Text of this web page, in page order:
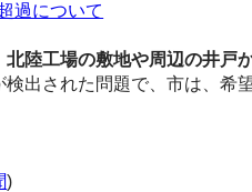
過について
陸工場の敷地や周辺の井戸
出された問題で、市は、希
)